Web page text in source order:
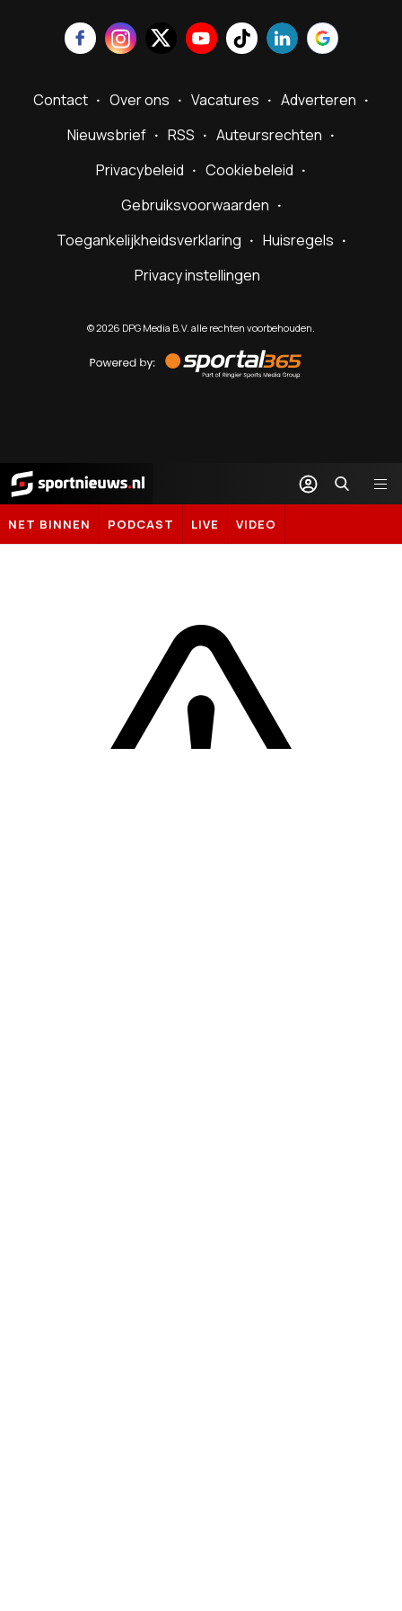
Contact Over ons Vacatures
Adverteren
Nieuwsbrief
RSS
Auteursrechten
Privacybeleid
Cookiebeleid
Gebruiksvoorwaarden
Toegankelijkheidsverklaring
Huisregels
Privacy instellingen
©2026 DPG Media B.V. alle rechten voorbehouden.
by
Sportal365
Sportnieuws.nl
NET BINNEN PODCAST LIVE VIDEO